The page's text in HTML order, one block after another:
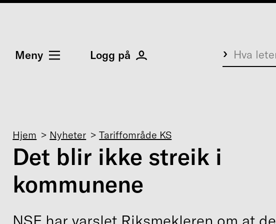
Meny Logg på Søk
Navigasjonssti
Hjem Nyheter Tariffområde KS
Det blir ikke streik i
kommunene